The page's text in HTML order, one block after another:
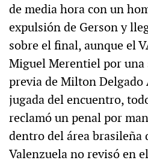
de media hora con un
expulsión de Gerson y
sobre el final, aunque el
Miguel Merentiel por una
previa de Milton Delgado
jugada del encuentro,
reclamó un penal por
dentro del área brasileña
Valenzuela no revisó en